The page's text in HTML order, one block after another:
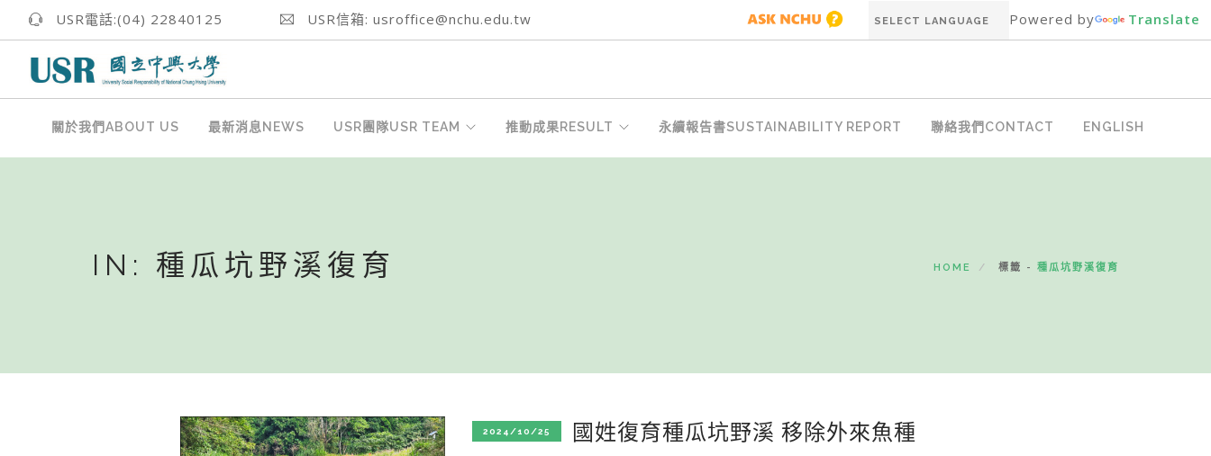
USR電話:(04) 22840125 USR信箱: usroffice@nchu.edu.tw Powered by Translate
關於我們ABOUT US 最新消息NEWS USR團隊USR TEAM 推動成果RESULT 永續報告書SUSTAINABILITY REPORT 聯絡我們CONTACT ENGLISH
IN: 種瓜坑野溪復育 HOME 標籤 - 種瓜坑野溪復育
2024/10/25 國姓復育種瓜坑野溪 移除外來魚種